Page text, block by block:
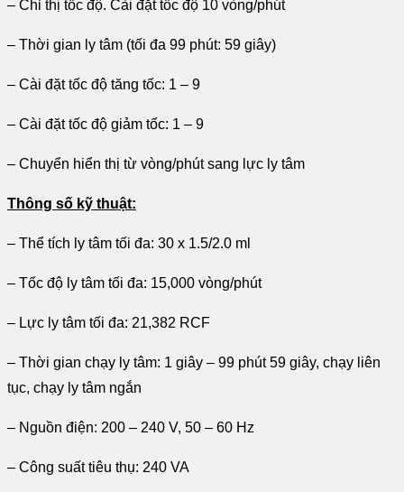
– Chỉ thị tốc độ. Cài đặt tốc độ 10 vòng/phút
– Thời gian ly tâm (tối đa 99 phút: 59 giây)
– Cài đặt tốc độ tăng tốc: 1 – 9
– Cài đặt tốc độ giảm tốc: 1 – 9
– Chuyển hiển thị từ vòng/phút sang lực ly tâm
Thông số kỹ thuật:
– Thể tích ly tâm tối đa: 30 x 1.5/2.0 ml
– Tốc độ ly tâm tối đa: 15,000 vòng/phút
– Lực ly tâm tối đa: 21,382 RCF
– Thời gian chạy ly tâm: 1 giây – 99 phút 59 giây, chạy liên
tục, chạy ly tâm ngắn
– Nguồn điện: 200 – 240 V, 50 – 60 Hz
– Công suất tiêu thụ: 240 VA